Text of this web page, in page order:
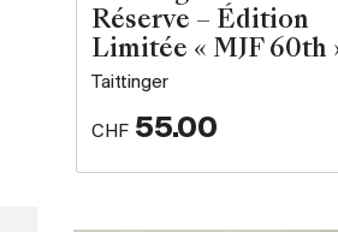
Réserve – Édition
Limitée « MJF 60th
Taittinger
CHF 55.00